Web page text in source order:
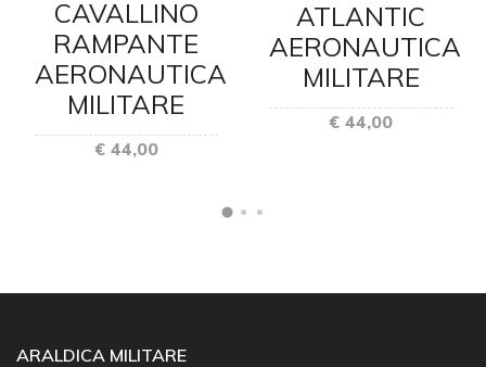
CAVALLINO
RAMPANTE
AERONAUTICA
MILITARE
€ 44,00
ATLANTIC
AERONAUTICA
MILITARE
€ 44,00
ARALDICA MILITARE